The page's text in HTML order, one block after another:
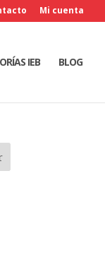
Mi cuenta
IEB BLOG